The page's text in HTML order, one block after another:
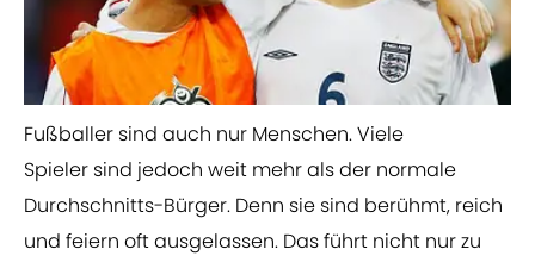
Fußballer sind auch nur Menschen. Viele
Spieler sind jedoch weit mehr als der normale
Durchschnitts-Bürger. Denn sie sind berühmt, reich
und feiern oft ausgelassen. Das führt nicht nur zu